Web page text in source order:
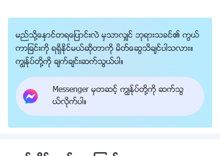
မည္သို႔ေႏွာင္တရေျပာင္းလဲ မွသာလွ်င္ ဘုရားသခင္၏ ကြယ္
ကာျခင္းကို ရရွိႏိုင္မယ္ဆိုတာကို မိတ္ေဆြသိခ်င္ပါသလား။
ကြၽန္ုပ္တို႔ကို ခ်က္ခ်င္းဆက္သြယ္ပါ။
Messenger မွတဆင့္ ကြၽန္ုပ္တို႔ကို ဆက္သြ
ယ္လိုက္ပါ။